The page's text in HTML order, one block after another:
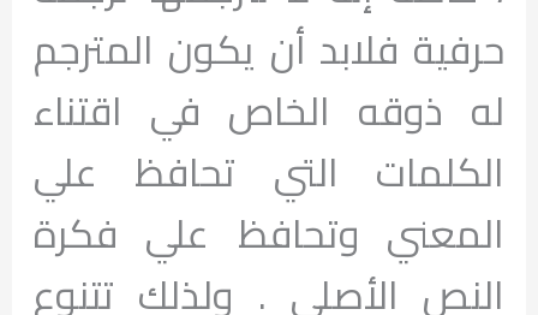
حرفية فلابد أن يكون المترجم
له ذوقه الخاص في اقتناء
الكلمات التي تحافظ علي
المعني وتحافظ علي فكرة
النص الأصلي . ولذلك تتنوع